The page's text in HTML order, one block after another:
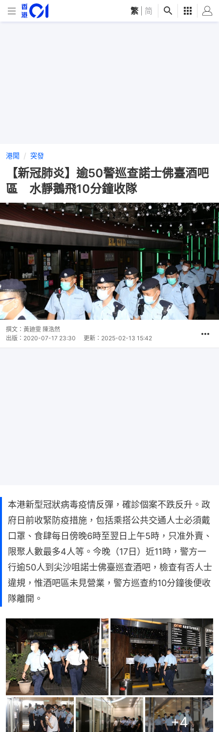
繁 简
港聞 突發
【新冠肺炎】逾50警巡查諾士佛臺酒吧
區 水靜鵝飛10分鐘收隊
撰文： 黃廸雯 陳浩然
出版： 2020-07-17 23:30 更新： 2025-02-13 15:42
本港新型冠狀病毒疫情反彈，確診個案不跌反升。政
府日前收緊防疫措施，包括乘搭公共交通人士必須戴
口罩、食肆每日傍晚6時至翌日上午5時，只准外賣、
限聚人數最多4人等。今晚（17日）近11時，警方一
行逾50人到尖沙咀諾士佛臺巡查酒吧，檢查有否人士
違規，惟酒吧區未見營業，警方巡查約10分鐘後便收
隊離開。
+4